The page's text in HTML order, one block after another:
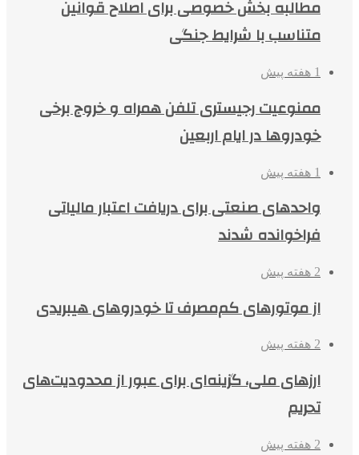
مطالبه بخش خصوصی برای اصلاح قوانین
متناسب با شرایط جنگی
1 هفته پیش
ممنوعیت رجیستری تلفن همراه و خروج برخی
خودروها در ایام اربعین
1 هفته پیش
واحدهای صنعتی برای دریافت اعتبار مالیاتی
فراخوانده شدند
2 هفته پیش
از موتورهای کم‌مصرف تا خودروهای هیبریدی
2 هفته پیش
ارزهای ملی، گزینه‌ای برای عبور از محدودیت‌های
تحریم
2 هفته پیش